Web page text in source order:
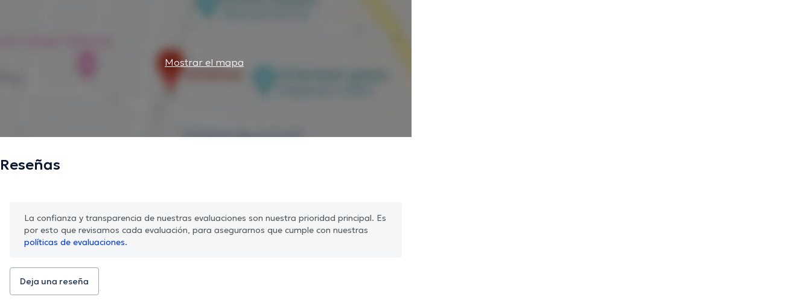
Mostrar el mapa
Reseñas
La confianza y transparencia de nuestras evaluaciones son nuestra prioridad principal. Es
por esto que revisamos cada evaluación, para asegurarnos que cumple con nuestras
políticas de evaluaciones.
Deja una reseña